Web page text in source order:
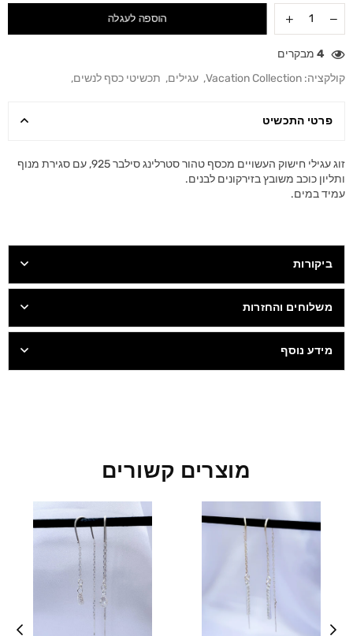
הוספה לעגלה
4 מבקרים
קולקציה: Vacation Collection
, עגילים, תכשיטי כסף לנשים,
פרטי התכשיט
זוג עגילי חישוק העשויים מכסף טהור סטרלינג סילבר 925, עם סגירת מנוף
ותליון כוכב משובץ בזירקונים לבנים.
עמיד במים.
ביקורות
משלוחים והחזרות
מידע נוסף
מוצרים קשורים